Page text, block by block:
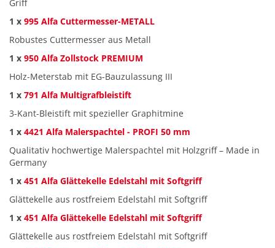
Griff
1 x 995 Alfa Cuttermesser-METALL
Robustes Cuttermesser aus Metall
1 x 950 Alfa Zollstock PREMIUM
Holz-Meterstab mit EG-Bauzulassung III
1 x 791 Alfa Multigrafbleistift
3-Kant-Bleistift mit spezieller Graphitmine
1 x 4421 Alfa Malerspachtel - PROFI 50 mm
Qualitativ hochwertige Malerspachtel mit Holzgriff – Made in
Germany
1 x 451 Alfa Glättekelle Edelstahl mit Softgriff
Glättekelle aus rostfreiem Edelstahl mit Softgriff
1 x 451 Alfa Glättekelle Edelstahl mit Softgriff
Glättekelle aus rostfreiem Edelstahl mit Softgriff